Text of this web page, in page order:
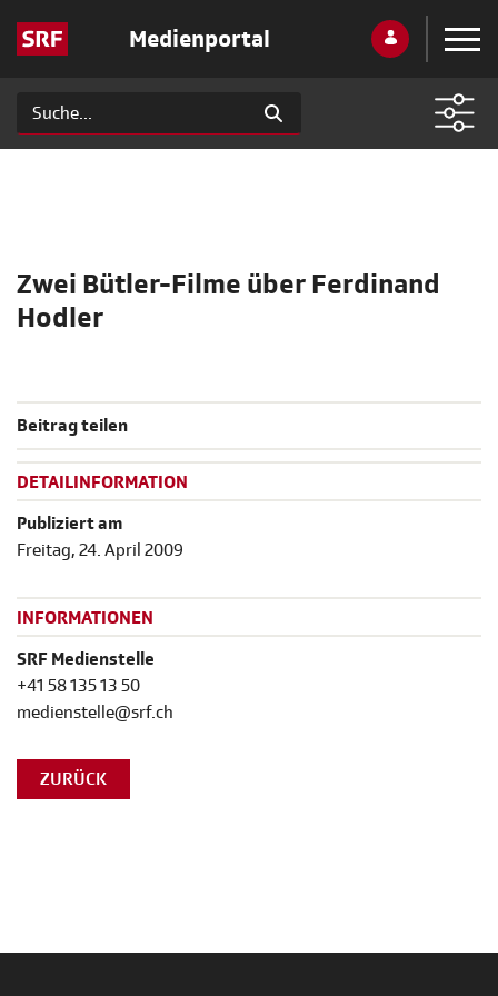
Medienportal
Zwei Bütler-Filme über Ferdinand
Hodler
Beitrag teilen
DETAILINFORMATION
Publiziert am
Freitag, 24. April 2009
INFORMATIONEN
SRF Medienstelle
+41 58 135 13 50
medienstelle@srf.ch
ZURÜCK